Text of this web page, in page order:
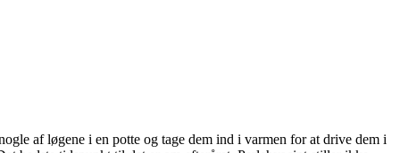
af løgene i en potte og tage dem ind i varmen for at drive dem i